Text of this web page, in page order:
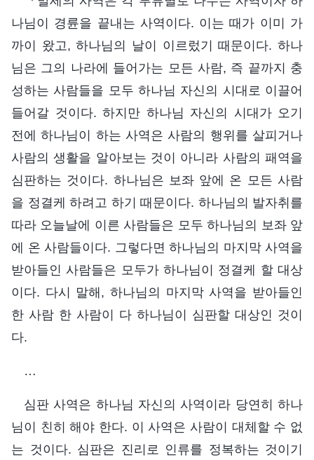
나님이 경륜을 끝내는 사역이다. 이는 때가 이미 가
까이 왔고, 하나님의 날이 이르렀기 때문이다. 하나
님은 그의 나라에 들어가는 모든 사람, 즉 끝까지 충
성하는 사람들을 모두 하나님 자신의 시대로 이끌어
들어갈 것이다. 하지만 하나님 자신의 시대가 오기
전에 하나님이 하는 사역은 사람의 행위를 살피거나
사람의 생활을 알아보는 것이 아니라 사람의 패역을
심판하는 것이다. 하나님은 보좌 앞에 온 모든 사람
을 정결케 하려고 하기 때문이다. 하나님의 발자취를
따라 오늘날에 이른 사람들은 모두 하나님의 보좌 앞
에 온 사람들이다. 그렇다면 하나님의 마지막 사역을
받아들인 사람들은 모두가 하나님이 정결케 할 대상
이다. 다시 말해, 하나님의 마지막 사역을 받아들인
한 사람 한 사람이 다 하나님이 심판할 대상인 것이
다.
…
심판 사역은 하나님 자신의 사역이라 당연히 하나
님이 친히 해야 한다. 이 사역은 사람이 대체할 수 없
는 것이다. 심판은 진리로 인류를 정복하는 것이기